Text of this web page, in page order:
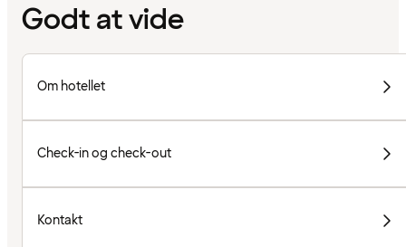
Godt at vide
Om hotellet
Check-in og check-out
Kontakt